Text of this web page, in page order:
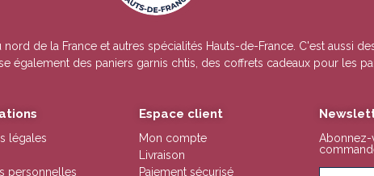
de la France et autres spécialités Hauts-de-France. C'est aussi
également des paniers garnis chtis, des coffrets cadeaux pour les
légales
personnelles
Espace client
Mon compte
Livraison
Paiement sécurisé
Abonnez-